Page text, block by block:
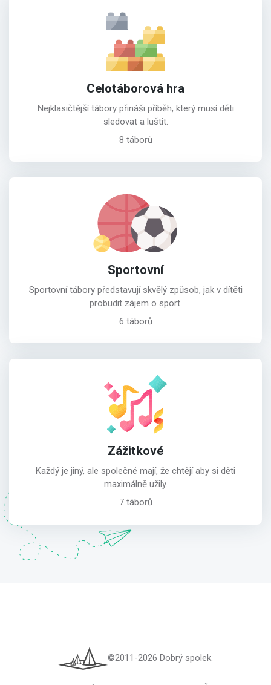
Celotáborová hra
Nejklasičtější tábory přináši příběh, který musí děti
sledovat a luštit.
8 táborů
Sportovní
Sportovní tábory představují skvělý způsob, jak v dítěti
probudit zájem o sport.
6 táborů
Zážitkové
Každý je jiný, ale společné mají, že chtějí aby si děti
maximálně užily.
7 táborů
©2011-2026 Dobrý spolek.